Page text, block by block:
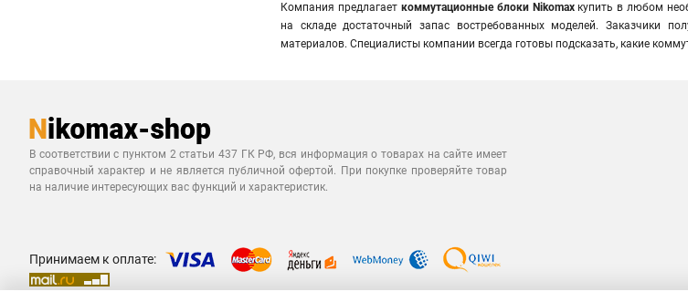
Компания предлагает коммутационные блоки Nikomaxкупить в любом
на складе достаточный запас востребованных моделей. Заказчики
материалов. Специалисты компании всегда готовы подсказать, какие
В соответствии с пунктом 2 статьи 437 ГК РФ, вся информация о товарах на сайте имеет
справочный характер и не является публичной офертой. При покупке проверяйте товар
на наличие интересующих вас функций и характеристик.
Принимаем к оплате: